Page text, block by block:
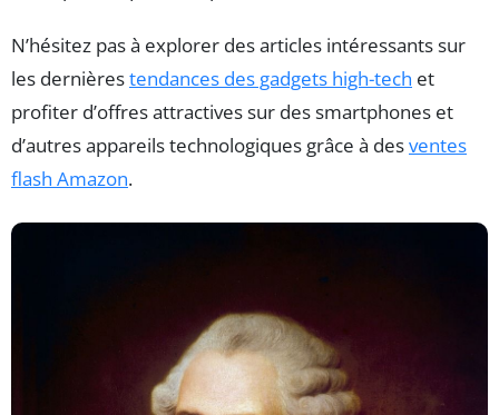
N’hésitez pas à explorer des articles intéressants sur
les dernièrestendances des gadgets high-tech et
profiter d’offres attractives sur des smartphones et
d’autres appareils technologiques grâce à desventes
flash Amazon.